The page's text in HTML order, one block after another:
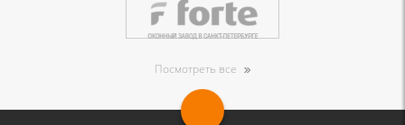
Посмотреть все